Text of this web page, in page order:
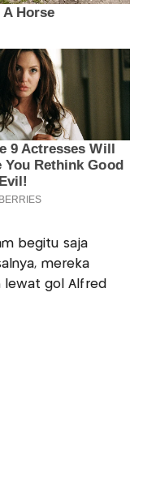
begitu saja
mereka
lewat gol Alfred